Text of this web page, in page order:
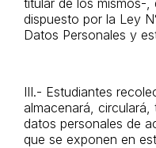
dispuesto por la Ley
Datos Personales y
III.- Estudiantes
almacenará,
datos personales de
que se exponen en